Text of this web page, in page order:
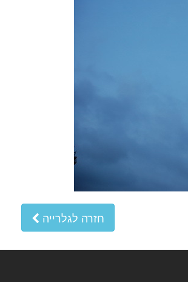
חזרה לגלרייה